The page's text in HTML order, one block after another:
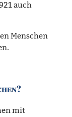
auch
Menschen
mit